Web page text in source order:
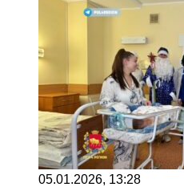
05.01.2026, 13:28